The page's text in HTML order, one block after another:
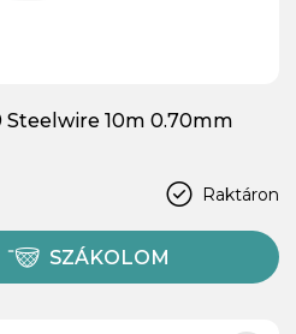
Steelwire 10m 0.70mm
Raktáron
SZÁKOLOM